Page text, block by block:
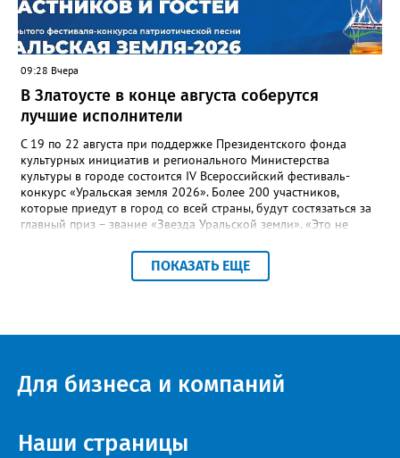
оперативно делиться информацией со всеми
заинтересованными – от поставщика тепла до конечных
потребителей.
09:28 Вчера
В Златоусте в конце августа соберутся
лучшие исполнители
С 19 по 22 августа при поддержке Президентского фонда
культурных инициатив и регионального Министерства
культуры в городе состоится IV Всероссийский фестиваль-
конкурс «Уральская земля 2026». Более 200 участников,
которые приедут в город со всей страны, будут состязаться за
главный приз – звание «Звезда Уральской земли». «Это не
прослушивания участников, мастер-классы от ведущих
наставников, выступления победителей прошлых лет и
Челябинской, Свердловской, Курганской, Оренбургской
идейный вдохновитель, организатор фестиваля, эстрадный
певец, победитель главного патриотического конкурса страны
искусства «Золотая лира», участник телевизионных проектов
на Первом канале, обладатель звания «Голос страны» Алексей
ПОКАЗАТЬ ЕЩЕ
Для бизнеса и компаний
Наши страницы